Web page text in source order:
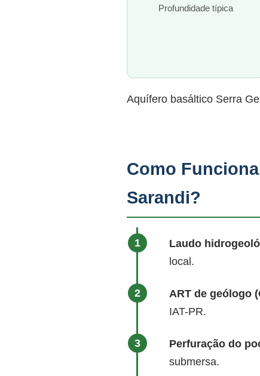
Profundidade típica
Aquífero basáltico Serra
Como
Sarandi?
Laudo
local.
ART de geólogo
IAT-PR.
Perfuração do
submersa.